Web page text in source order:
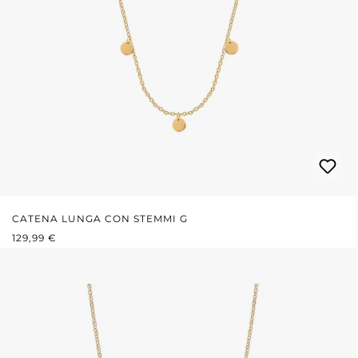
CATENA LUNGA CON STEMMI G
PREZZO NORMALE:
129,99 €